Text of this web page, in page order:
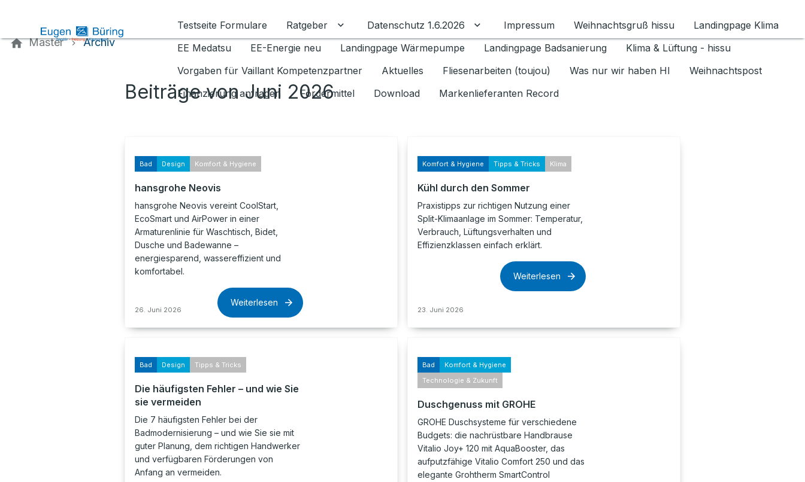
Testseite Formulare
Ratgeber Untermenü für Ratgeber umschalten
Datenschutz 1.6.2026 Untermenü für Datenschutz 1.6.2026 umschalten
Impressum Weihnachtsgruß hissu
Landingpage Klima
EE Medatsu
EE-Energie neu Landingpage Wärmepumpe Landingpage Badsanierung
Klima & Lüftung - hissu
Vorgaben für Vaillant Kompetenzpartner
Aktuelles Fliesenarbeiten (toujou) Was nur wir haben HI
Weihnachtspost
Finanzierung anfragen
Fördermittel Download Markenlieferanten Record
Master Archiv
Beiträge von Juni 2026
Bad Design Komfort & Hygiene
hansgrohe Neovis
hansgrohe Neovis vereint CoolStart,
EcoSmart und AirPower in einer
Armaturenlinie für Waschtisch, Bidet,
Dusche und Badewanne –
energiesparend, wassereffizient und
komfortabel.
26. Juni 2026
Weiterlesen
Komfort & Hygiene Tipps & Tricks Klima
Kühl durch den Sommer
Praxistipps zur richtigen Nutzung einer
Split-Klimaanlage im Sommer: Temperatur,
Verbrauch, Lüftungsverhalten und
Effizienzklassen einfach erklärt.
23. Juni 2026
Weiterlesen
Bad Design Tipps & Tricks
Die häufigsten Fehler – und wie Sie
sie vermeiden
Die 7 häufigsten Fehler bei der
Badmodernisierung – und wie Sie sie mit
guter Planung, dem richtigen Handwerker
und verfügbaren Förderungen von
Anfang an vermeiden.
Bad
Komfort & Hygiene
Technologie & Zukunft
Duschgenuss mit GROHE
GROHE Duschsysteme für verschiedene
Budgets: die nachrüstbare Handbrause
Vitalio Joy+ 120 mit AquaBooster, das
aufputzfähige Vitalio Comfort 250 und das
elegante Grohtherm SmartControl